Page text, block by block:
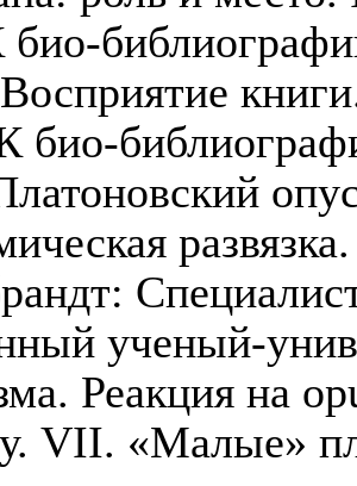
био-
ученый-
Реакция на
VII. «Малые»